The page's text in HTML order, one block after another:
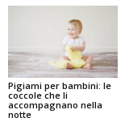
Pigiami per bambini: le
coccole che li
accompagnano nella
notte